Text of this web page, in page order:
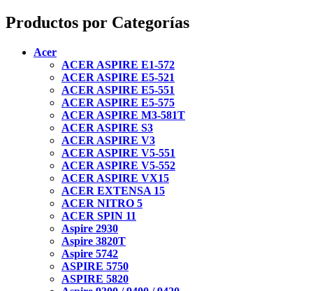
Productos por Categorías
Acer
ACER ASPIRE E1-572
ACER ASPIRE E5-521
ACER ASPIRE E5-551
ACER ASPIRE E5-575
ACER ASPIRE M3-581T
ACER ASPIRE S3
ACER ASPIRE V3
ACER ASPIRE V5-551
ACER ASPIRE V5-552
ACER ASPIRE VX15
ACER EXTENSA 15
ACER NITRO 5
ACER SPIN 11
Aspire 2930
Aspire 3820T
Aspire 5742
ASPIRE 5750
ASPIRE 5820